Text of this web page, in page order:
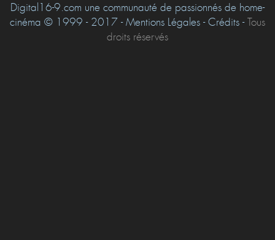
Digital16-9.com une communauté de passionnés de home-
cinéma © 1999 - 2017 - Mentions Légales - Crédits -Tous
droits réservés